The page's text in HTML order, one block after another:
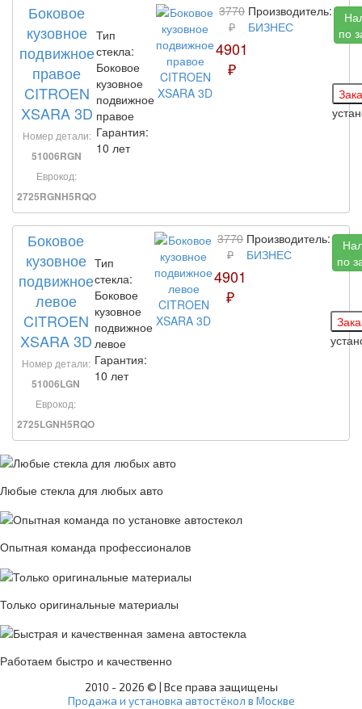
Боковое
кузовное
подвижное
правое
CITROEN
XSARA 3D
Номер детали:
51006RGN
Еврокод:
2725RGNH5RQO
Тип
стекла:
Боковое
кузовное
подвижное
правое
Гарантия:
10 лет
3770
₽
4901
₽
Производитель:
БИЗНЕС
по
Боковое
кузовное
подвижное
левое
CITROEN
XSARA 3D
Номер детали:
51006LGN
Еврокод:
2725LGNH5RQO
Тип
стекла:
Боковое
кузовное
подвижное
левое
Гарантия:
10 лет
3770
₽
4901
₽
Производитель:
БИЗНЕС
по
Любые стекла для любых авто
Опытная команда профессионалов
Только оригинальные материалы
Работаем быстро и качественно
2010 - 2026 © | Все права защищены
Продажа и установка автостёкол в Москве